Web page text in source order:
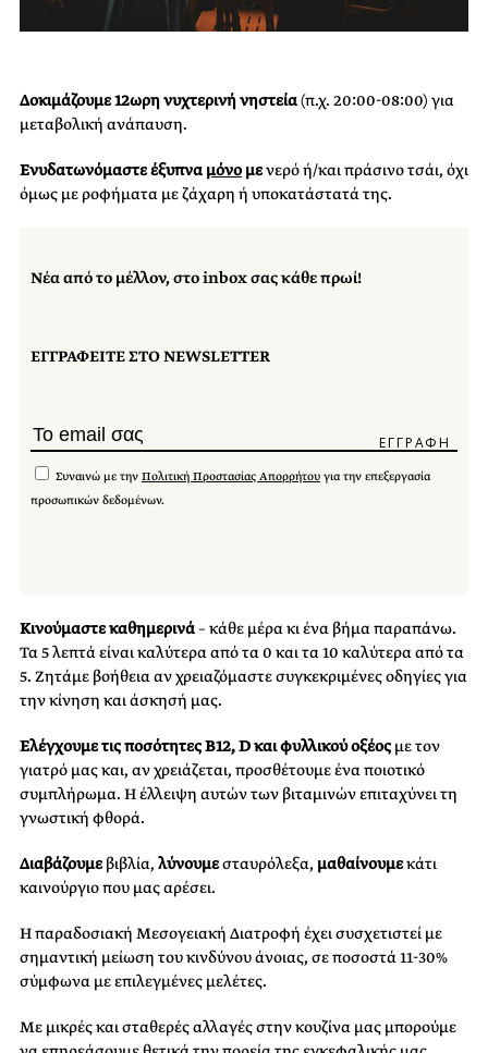
Δοκιμάζουμε 12ωρη νυχτερινή νηστεία(π.χ. 20:00‑08:00) για
μεταβολική ανάπαυση.
Ενυδατωνόμαστε έξυπνα μόνο μενερό ή/και πράσινο τσάι, όχι
όμως με ροφήματα με ζάχαρη ή υποκατάστατά της.
Νέα από το μέλλον, στο inbox σας κάθε πρωί!
ΕΓΓΡΑΦΕΙΤΕ ΣΤΟ NEWSLETTER
Συναινώ με την Πολιτική Προστασίας Απορρήτου για την επεξεργασία
προσωπικών δεδομένων.
Κινούμαστε καθημερινά– κάθε μέρα κι ένα βήμα παραπάνω.
Τα 5 λεπτά είναι καλύτερα από τα 0 και τα 10 καλύτερα από τα
5. Ζητάμε βοήθεια αν χρειαζόμαστε συγκεκριμένες οδηγίες για
την κίνηση και άσκησή μας.
Ελέγχουμε τις ποσότητες Β12, Dκαι φυλλικούοξέος με τον
γιατρό μας και, αν χρειάζεται, προσθέτουμε ένα ποιοτικό
συμπλήρωμα. Η έλλειψη αυτών των βιταμινών επιταχύνει τη
γνωστική φθορά.
Διαβάζουμεβιβλία, λύνουμεσταυρόλεξα, μαθαίνουμεκάτι
καινούργιο που μας αρέσει.
Η παραδοσιακή Μεσογειακή Διατροφή έχει συσχετιστεί με
σημαντική μείωση του κινδύνου άνοιας, σε ποσοστά 11-30%
σύμφωνα με επιλεγμένες μελέτες.
Με μικρές και σταθερές αλλαγές στην κουζίνα μας μπορούμε